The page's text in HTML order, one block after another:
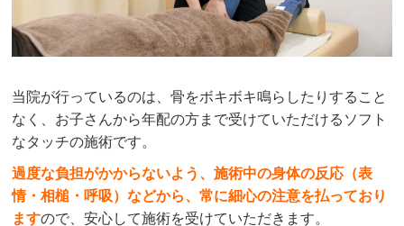
当院が行っているのは、骨をボキボキ鳴らしたりすること
なく、お子さんから年配の方まで受けていただけるソフト
なタッチの施術です。
過度な負担がかからないよう、施術中の身体の反応（表
情・相槌・呼吸）などから、常に細心の注意を払っており
ますので、安心して施術を受けていただきます。